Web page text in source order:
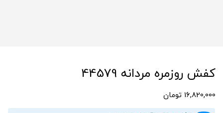
کفش روزمره مردانه 44579
16,820,000 تومان